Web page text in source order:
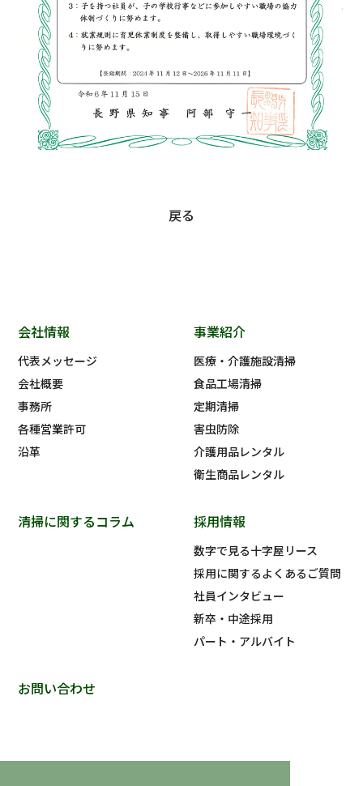
戻る
会社情報
代表メッセージ
会社概要
事務所
各種営業許可
沿革
事業紹介
医療・介護施設清掃
食品工場清掃
定期清掃
害虫防除
介護用品レンタル
衛生商品レンタル
清掃に関するコラム 採用情報
数字で見る十字屋リース
採用に関するよくあるご質問
社員インタビュー
新卒・中途採用
パート・アルバイト
お問い合わせ